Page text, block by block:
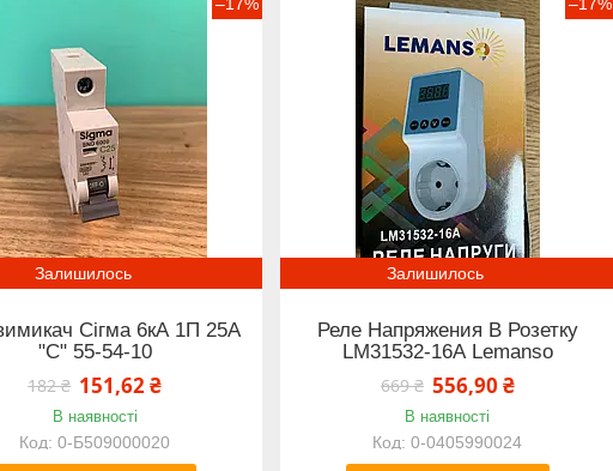
Залишилось
Сігма 6кА 1П 25А
"С" 55-54-10
182 ₴ 151,62 ₴
В наявності
0-Б509000020
Залишилось
Реле Напряжения В Розетку
LM31532-16А Lemanso
669 ₴ 556,90 ₴
В наявності
0-0405990024